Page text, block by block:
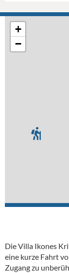
+
−
Die Villa Ikones
eine kurze Fahrt
Zugang zu